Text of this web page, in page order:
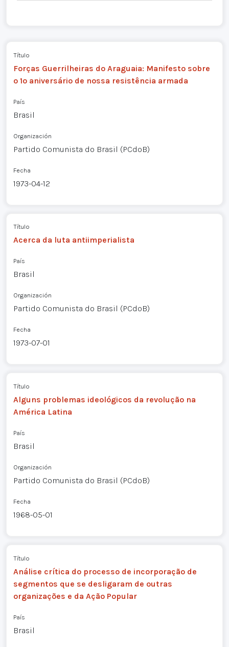
Título
Forças Guerrilheiras do Araguaia: Manifesto sobre
o 1º aniversário de nossa resistência armada
País
Brasil
Organización
Partido Comunista do Brasil (PCdoB)
Fecha
1973-04-12
Título
Acerca da luta antiimperialista
País
Brasil
Organización
Partido Comunista do Brasil (PCdoB)
Fecha
1973-07-01
Título
Alguns problemas ideológicos da revolução na
América Latina
País
Brasil
Organización
Partido Comunista do Brasil (PCdoB)
Fecha
1968-05-01
Título
Análise crítica do processo de incorporação de
segmentos que se desligaram de outras
organizações e da Ação Popular
País
Brasil